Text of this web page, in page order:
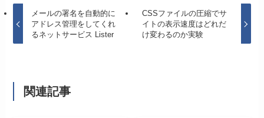
メールの署名を自動的に
アドレス管理をしてくれ
るネットサービス Lister
CSSファイルの圧縮でサ
イトの表示速度はどれだ
け変わるのか実験
関連記事